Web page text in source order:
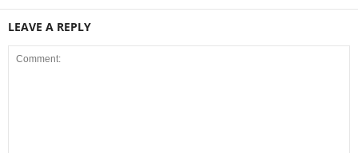
LEAVE A REPLY